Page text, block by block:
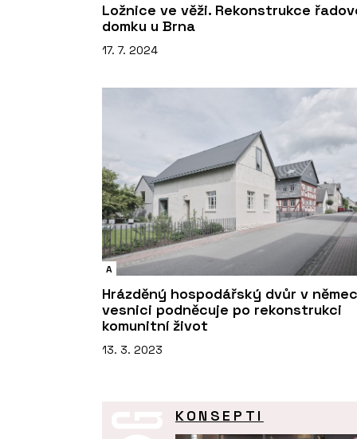
Ložnice ve věži. Rekonstrukce
domku u Brna
17. 7. 2024
A
Hrázděný hospodářský dvůr v
vesnici podněcuje po rekonstrukci
komunitní život
13. 3. 2023
KONSEPTI